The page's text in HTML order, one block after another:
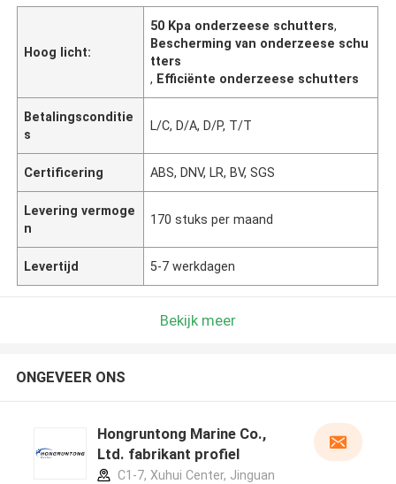
Hoog licht:
50 Kpa onderzeese schutters,
Bescherming van onderzeese schu
tters
, Efficiënte onderzeese schutters
Betalingsconditie
s
L/C, D/A, D/P, T/T
Certificering ABS, DNV, LR, BV, SGS
Levering vermoge
n
170 stuks per maand
Levertijd 5-7 werkdagen
Bekijk meer
ONGEVEER ONS
Hongruntong Marine Co.,
Ltd. fabrikant profiel
C1-7, Xuhui Center, Jinguan